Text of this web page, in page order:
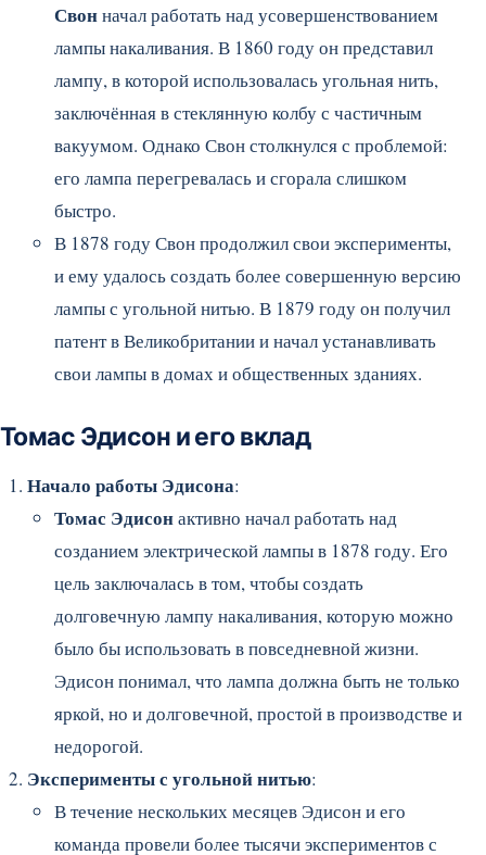
Свонначал работать над усовершенствованием
лампы накаливания. В 1860 году он представил
лампу, в которой использовалась угольная нить,
заключённая в стеклянную колбу с частичным
вакуумом. Однако Свон столкнулся с проблемой:
его лампа перегревалась и сгорала слишком
быстро.
В 1878 году Свон продолжил свои эксперименты,
и ему удалось создать более совершенную версию
лампы с угольной нитью. В 1879 году он получил
патент в Великобритании и начал устанавливать
свои лампы в домах и общественных зданиях.
Томас Эдисон и его вклад
Начало работы Эдисона:
Томас Эдисонактивно начал работать над
созданием электрической лампы в 1878 году. Его
цель заключалась в том, чтобы создать
долговечную лампу накаливания, которую можно
было бы использовать в повседневной жизни.
Эдисон понимал, что лампа должна быть не только
яркой, но и долговечной, простой в производстве и
недорогой.
Эксперименты с угольной нитью:
В течение нескольких месяцев Эдисон и его
команда провели более тысячи экспериментов с